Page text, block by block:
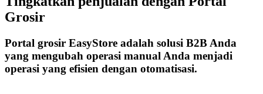
Grosir
Portal grosir EasyStore adalah solusi B2B Anda
yang mengubah operasi manual Anda menjadi
operasi yang efisien dengan otomatisasi.